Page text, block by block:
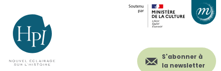
contenu
principal
Menu
secondaire
(header)
S'abonner à
la newsletter